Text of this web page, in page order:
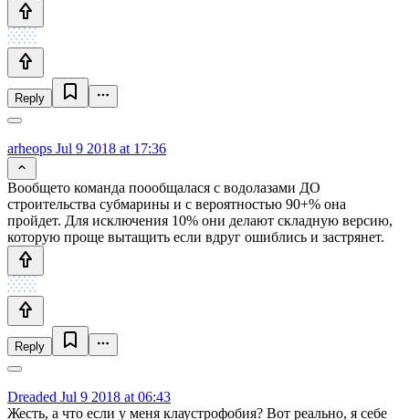
Reply
arheops Jul 9 2018 at 17:36
Вообщето команда поообщалася с водолазами ДО
строительства субмарины и с вероятностью 90+% она
пройдет. Для исключения 10% они делают складную версию,
которую проще вытащить если вдруг ошиблись и застрянет.
Reply
Dreaded Jul 9 2018 at 06:43
Жесть, а что если у меня клаустрофобия? Вот реально, я себе